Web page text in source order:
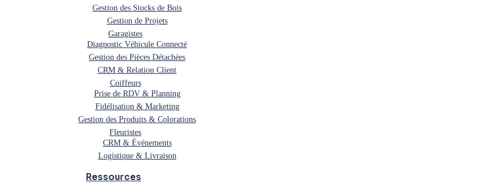
Gestion des Stocks de Bois
Gestion de Projets
Garagistes
Diagnostic Véhicule Connecté
Gestion des Pièces Détachées
CRM & Relation Client
Coiffeurs
Prise de RDV & Planning
Fidélisation & Marketing
Gestion des Produits & Colorations
Fleuristes
CRM & Événements
Logistique & Livraison
Ressources